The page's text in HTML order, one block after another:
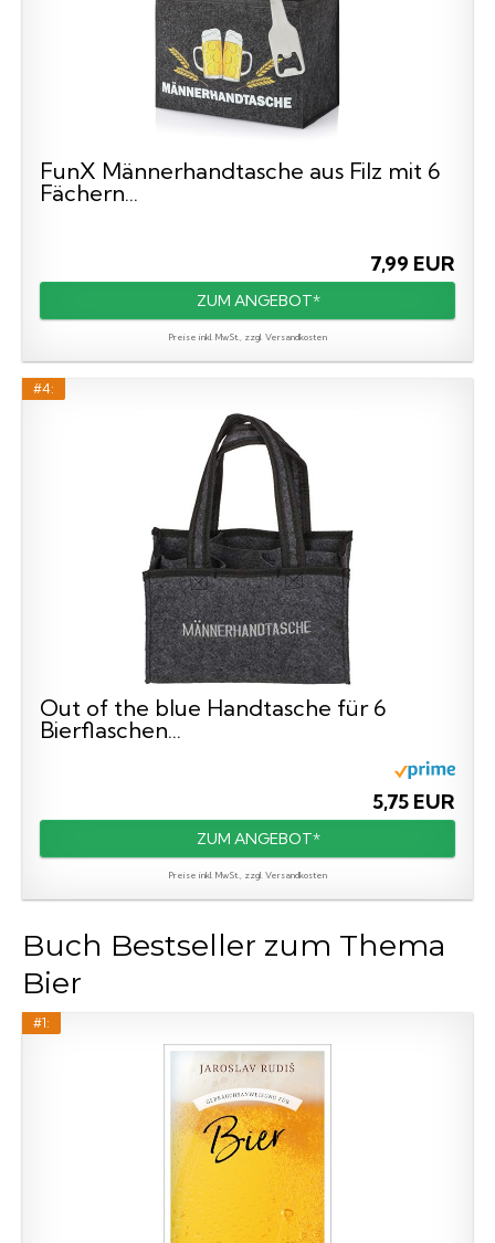
FunX Männerhandtasche aus Filz mit 6
Fächern...
7,99 EUR
ZUM ANGEBOT*
Preise inkl. MwSt., zzgl. Versandkosten
#4:
Out of the blue Handtasche für 6
Bierflaschen...
5,75 EUR
ZUM ANGEBOT*
Preise inkl. MwSt., zzgl. Versandkosten
Buch Bestseller zum Thema
Bier
#1: